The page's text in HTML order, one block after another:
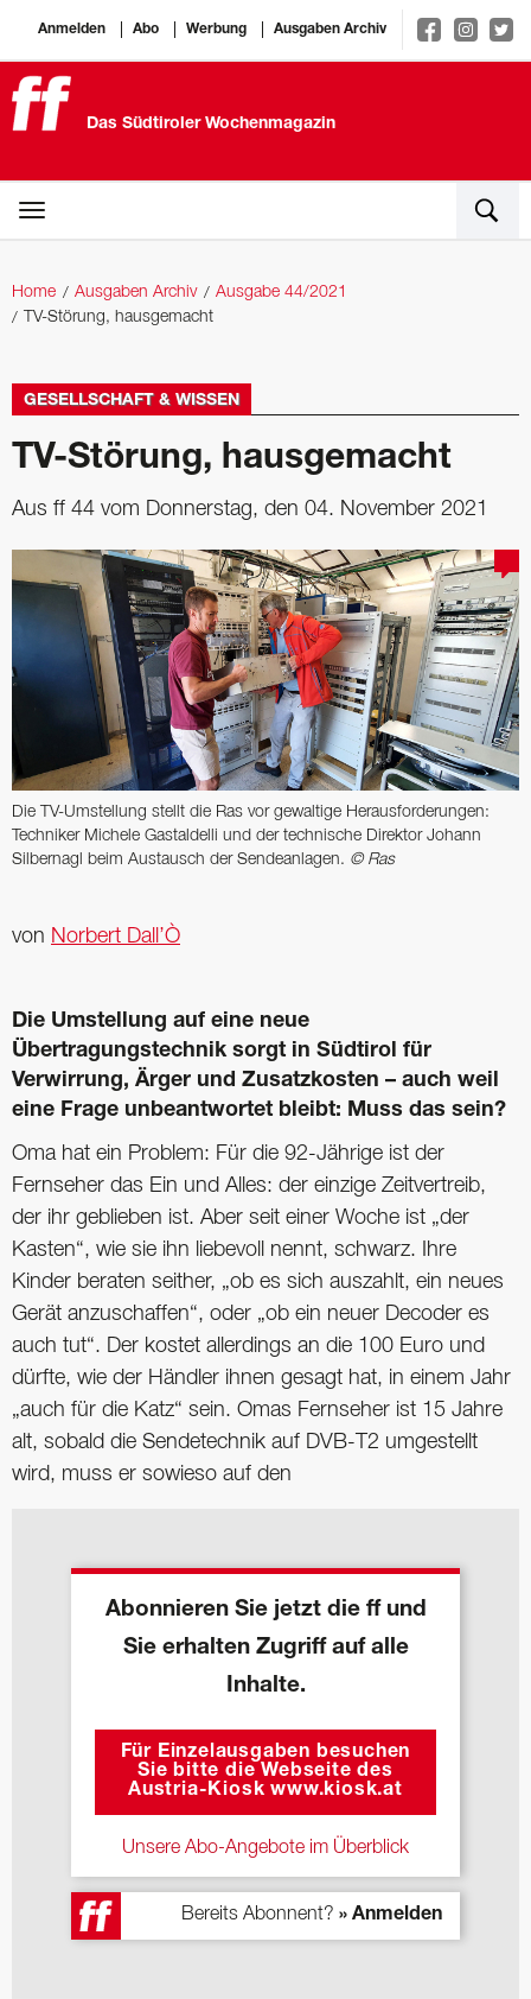
Anmelden Abo Werbung Ausgaben Archiv
Das Südtiroler Wochenmagazin
Home Ausgaben Archiv
Ausgabe 44/2021
TV-Störung, hausgemacht
GESELLSCHAFT & WISSEN
TV-Störung, hausgemacht
Aus ff 44 vom Donnerstag, den 04. November 2021
Die TV-Umstellung stellt die Ras vor gewaltige Herausforderungen:
Techniker Michele Gastaldelli und der technische Direktor Johann
Silbernagl beim Austausch der Sendeanlagen. © Ras
von Norbert Dall’Ò
Die Umstellung auf eine neue
Übertragungstechnik sorgt in Südtirol für
Verwirrung, Ärger und Zusatzkosten – auch weil
eine Frage unbeantwortet bleibt: Muss das sein?
Oma hat ein Problem: Für die 92-Jährige ist der
Fernseher das Ein und Alles: der einzige Zeitvertreib,
der ihr geblieben ist. Aber seit einer Woche ist „der
Kasten“, wie sie ihn liebevoll nennt, schwarz. Ihre
Kinder beraten seither, „ob es sich auszahlt, ein neues
Gerät anzuschaffen“, oder „ob ein neuer Decoder es
auch tut“. Der kostet allerdings an die 100 Euro und
dürfte, wie der Händler ihnen gesagt hat, in einem Jahr
„auch für die Katz“ sein. Omas Fernseher ist 15 Jahre
alt, sobald die Sendetechnik auf DVB-T2 umgestellt
wird, muss er sowieso auf den
Abonnieren Sie jetzt die ff und
Sie erhalten Zugriff auf alle
Inhalte.
Für Einzelausgaben besuchen
Sie bitte die Webseite des
Austria-Kiosk www.kiosk.at
Unsere Abo-Angebote im Überblick
Bereits Abonnent? » Anmelden